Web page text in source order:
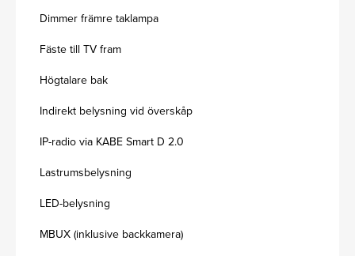
Dimmer främre taklampa
Fäste till TV fram
Högtalare bak
Indirekt belysning vid överskåp
IP-radio via KABE Smart D 2.0
Lastrumsbelysning
LED-belysning
MBUX (inklusive backkamera)